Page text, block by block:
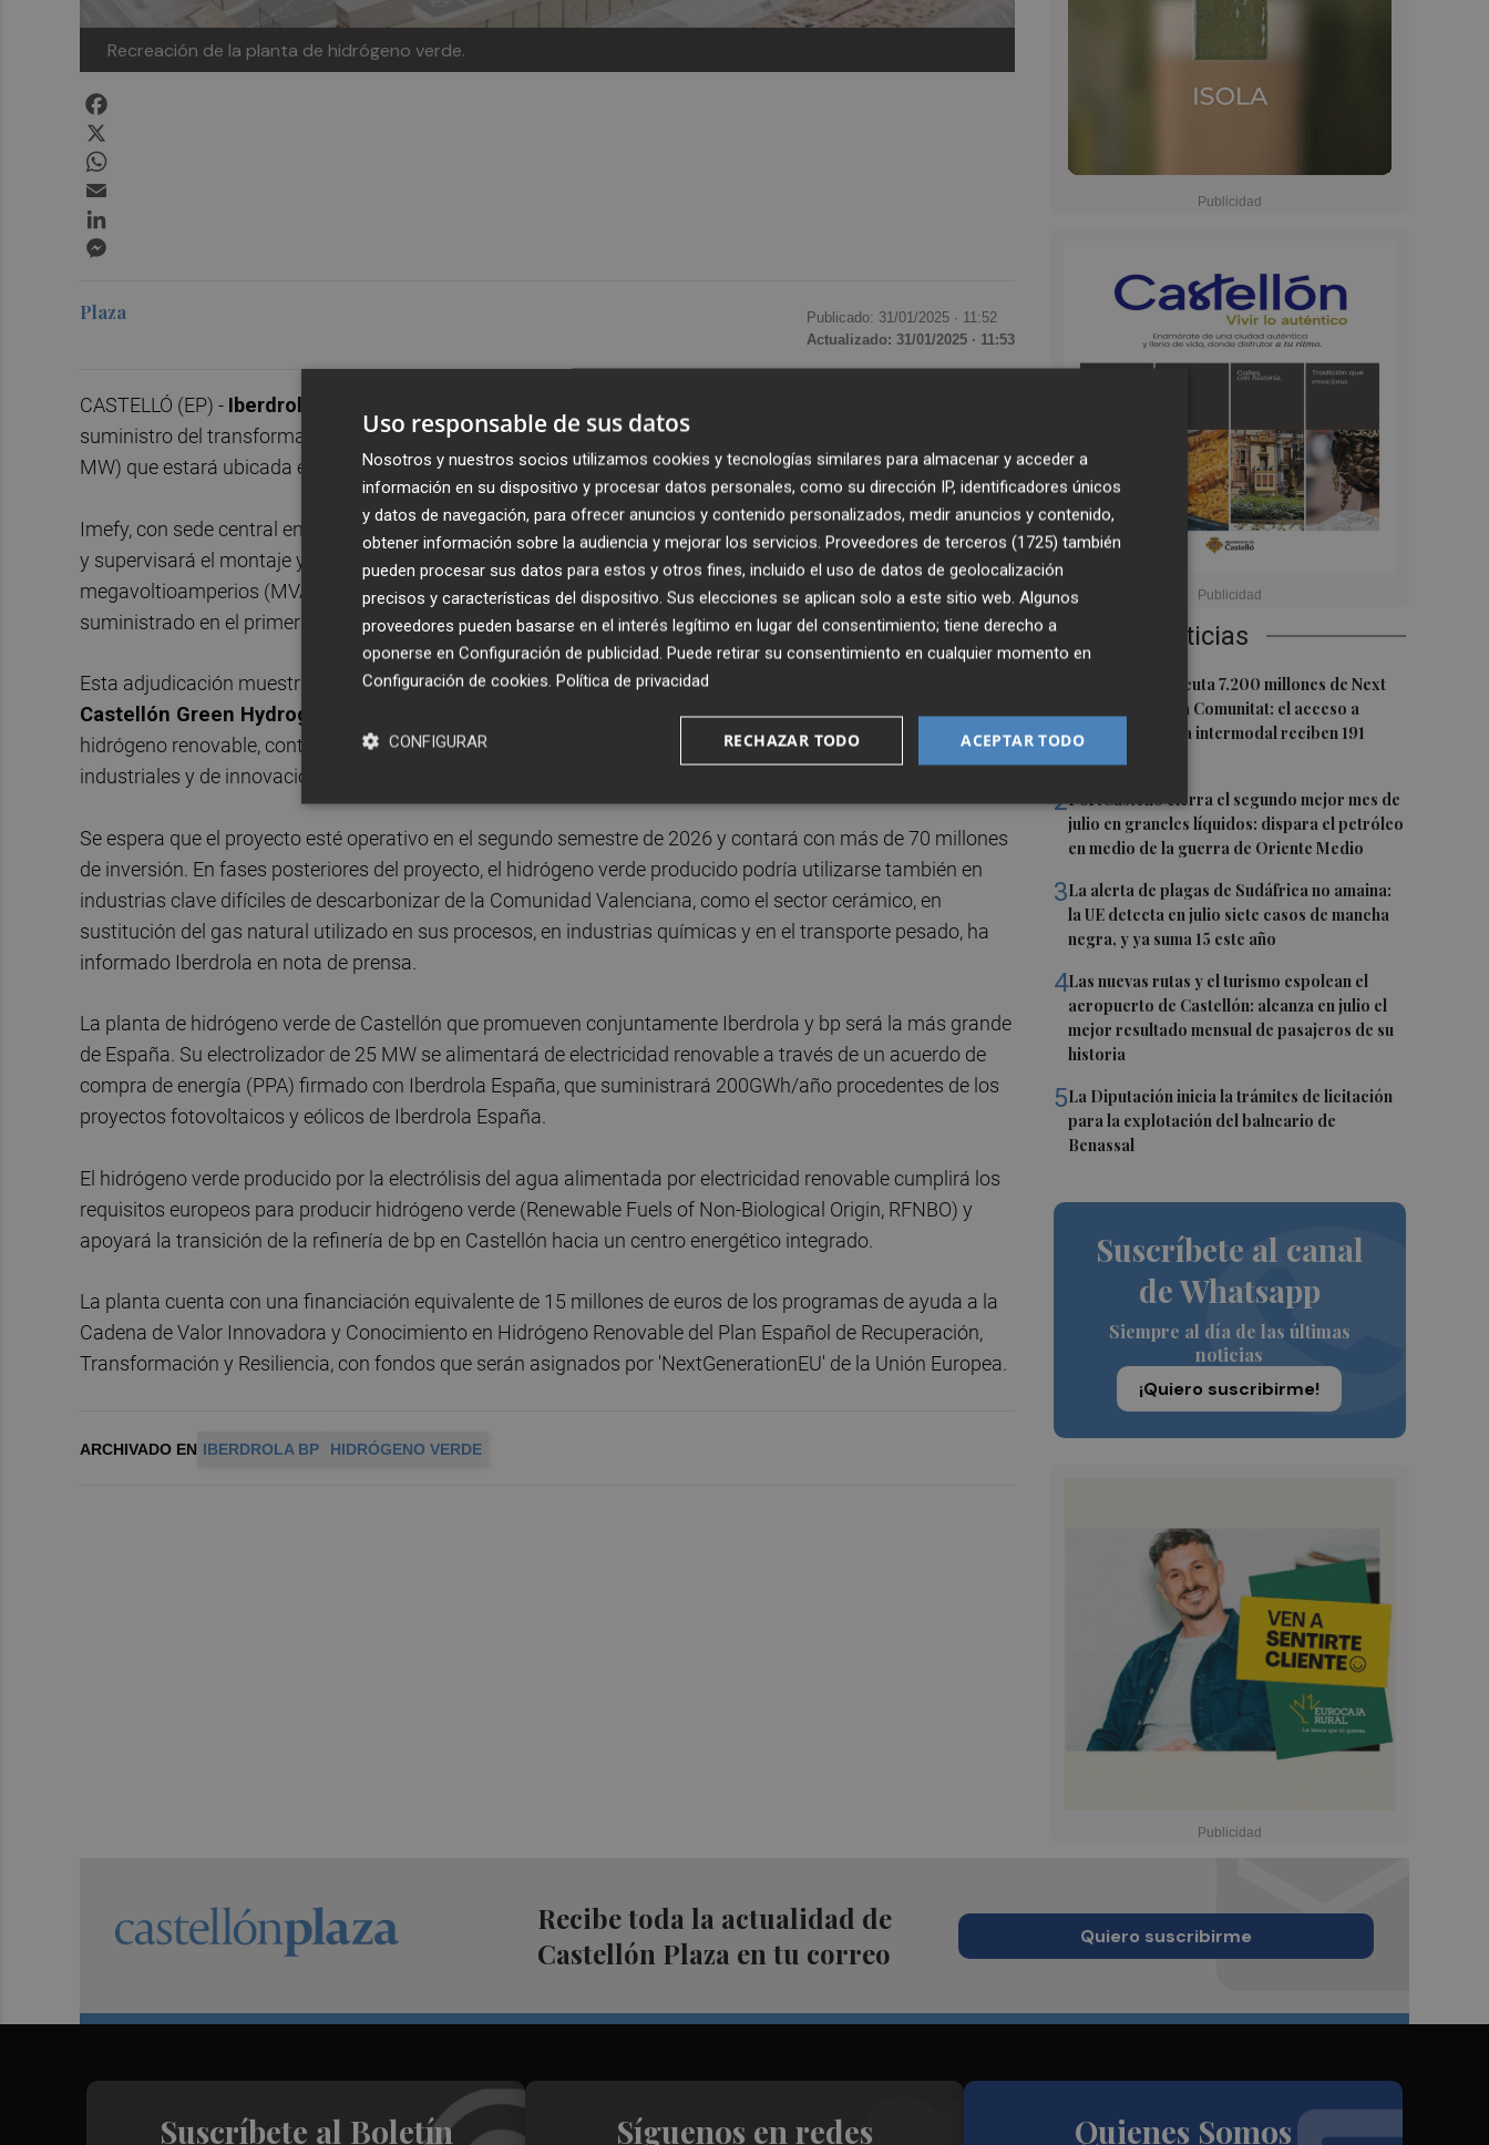
Recreación de la planta de hidrógeno verde.
Últimas Noticias
El Gobierno ejecuta 7.200 millones de Next
Generation en la Comunitat: el acceso a
PortCastelló y la intermodal reciben 191
2PortCastelló cierra el segundo mejor mes de
julio en graneles líquidos: dispara el petróleo
en medio de la guerra de Oriente Medio
3La alerta de plagas de Sudáfrica no amaina:
la UE detecta en julio siete casos de mancha
negra, y ya suma 15 este año
4Las nuevas rutas y el turismo espolean el
aeropuerto de Castellón: alcanza en julio el
mejor resultado mensual de pasajeros de su
historia
5La Diputación inicia la trámites de licitación
para la explotación del balneario de
Benassal
Suscríbete al canal
de Whatsapp
Siempre al día de las últimas
noticias
¡Quiero suscribirme!
Plaza Publicado: 31/01/2025 · 11:52
Actualizado: 31/01/2025 · 11:53
CASTELLÓ (EP) - Iberdrola
suministro del transformador para la mayor planta de producción de hidrógeno renovable de España (25
MW) que estará ubicada en la refinería de bp en Castelló.
Imefy, con sede central en Los Yébenes, municipio situado en la provincia de Toledo, fabricará, suministrará
y supervisará el montaje y puesta en marcha del transformador de potencia trifásico, de 37
megavoltioamperios (MVA) de potencia y 66/30 kilovoltios (kV) de relación de transformación, y será
suministrado en el primer trimestre de 2026.
Esta adjudicación muestra la confianza de bp e Iberdrola, a través de la empresa creada para el proyecto
Castellón Green Hydrogen,
por las empresas españolas en el desarrollo de la cadena de valor del
hidrógeno renovable, contribuyendo a la vertebración del territorio y a la creación de oportunidades
industriales y de innovación en un mercado en crecimiento, ejerciendo como palanca de desarrollo.
Se espera que el proyecto esté operativo en el segundo semestre de 2026 y contará con más de 70 millones
de inversión. En fases posteriores del proyecto, el hidrógeno verde producido podría utilizarse también en
industrias clave difíciles de descarbonizar de la Comunidad Valenciana, como el sector cerámico, en
sustitución del gas natural utilizado en sus procesos, en industrias químicas y en el transporte pesado, ha
informado Iberdrola en nota de prensa.
La planta de hidrógeno verde de Castellón que promueven conjuntamente Iberdrola y bp será la más grande
de España. Su electrolizador de 25 MW se alimentará de electricidad renovable a través de un acuerdo de
compra de energía (PPA) firmado con Iberdrola España, que suministrará 200GWh/año procedentes de los
proyectos fotovoltaicos y eólicos de Iberdrola España.
El hidrógeno verde producido por la electrólisis del agua alimentada por electricidad renovable cumplirá los
requisitos europeos para producir hidrógeno verde (Renewable Fuels of Non-Biological Origin, RFNBO) y
apoyará la transición de la refinería de bp en Castellón hacia un centro energético integrado.
La planta cuenta con una financiación equivalente de 15 millones de euros de los programas de ayuda a la
Cadena de Valor Innovadora y Conocimiento en Hidrógeno Renovable del Plan Español de Recuperación,
Transformación y Resiliencia, con fondos que serán asignados por 'NextGenerationEU' de la Unión Europea.
ARCHIVADO EN IBERDROLA BP HIDRÓGENO VERDE
Recibe toda la actualidad de
Castellón Plaza en tu correo
Quiero suscribirme
Suscríbete al Boletín Síguenos en redes Quienes Somos
Uso responsable de sus datos
Nosotros y nuestros socios utilizamos cookies y tecnologías similares para almacenar y acceder a
información en su dispositivo y procesar datos personales, como su dirección IP, identificadores únicos
y datos de navegación, para ofrecer anuncios y contenido personalizados, medir anuncios y contenido,
obtener información sobre la audiencia y mejorar los servicios. Proveedores de terceros (1725) también
pueden procesar sus datos para estos y otros fines, incluido el uso de datos de geolocalización
precisos y características del dispositivo. Sus elecciones se aplican solo a este sitio web. Algunos
proveedores pueden basarse en el interés legítimo en lugar del consentimiento; tiene derecho a
oponerse en Configuración de publicidad. Puede retirar su consentimiento en cualquier momento en
Configuración de cookies. Política de privacidad
ACEPTAR TODO
RECHAZAR TODO
CONFIGURAR